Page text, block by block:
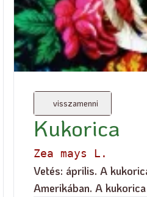
visszamenni
Kukorica
Zea mays L.
Vetés: április. A
Amerikában. A